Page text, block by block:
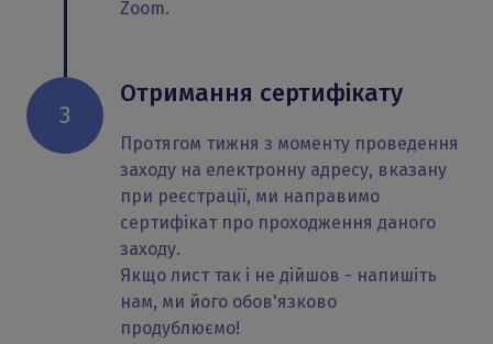
Zoom.
3
Отримання сертифікату
Протягом тижня з моменту проведення
заходу на електронну адресу, вказану
при реєстрації, ми направимо
сертифікат про проходження даного
заходу.
Якщо лист так і не дійшов - напишіть
нам, ми його обов'язково
продублюємо!